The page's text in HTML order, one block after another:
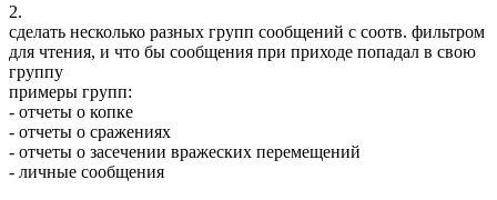
2.
сделать несколько разных групп сообщений с соотв. фильтром
для чтения, и что бы сообщения при приходе попадал в свою
группу
примеры групп:
- отчеты о копке
- отчеты о сражениях
- отчеты о засечении вражеских перемещений
- личные сообщения